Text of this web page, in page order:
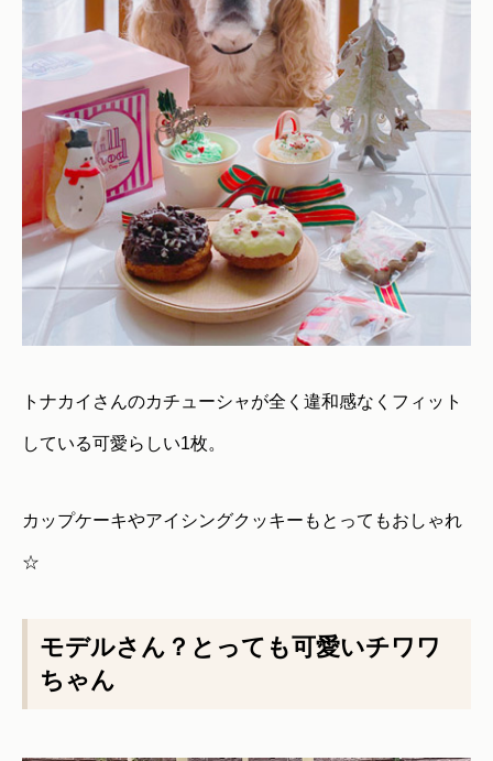
トナカイさんのカチューシャが全く違和感なくフィット
している可愛らしい1枚。
カップケーキやアイシングクッキーもとってもおしゃれ
☆
モデルさん？とっても可愛いチワワ
ちゃん